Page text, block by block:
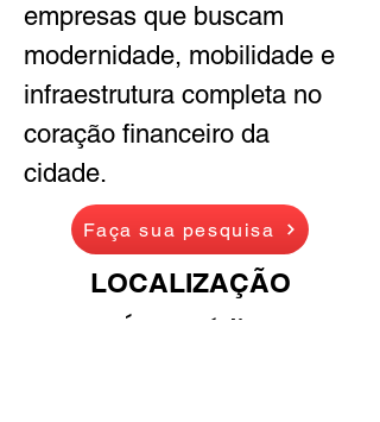
empresas que buscam
modernidade, mobilidade e
infraestrutura completa no
coração financeiro da
cidade.
Faça sua pesquisa
LOCALIZAÇÃO
Área Média